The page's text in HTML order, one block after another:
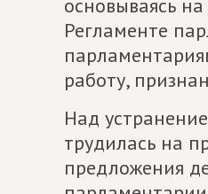
основываясь
Регламенте
работу,
Над
трудилась на
предложения